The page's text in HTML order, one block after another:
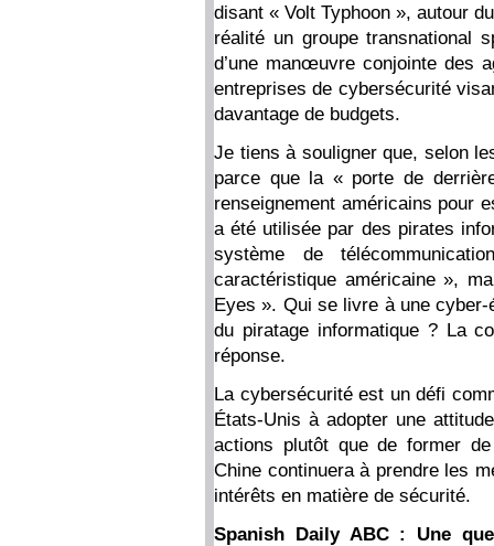
disant « Volt Typhoon », autour
réalité un groupe transnational
d’une manœuvre conjointe des
entreprises de cybersécurité
davantage de budgets.
Je tiens à souligner que, selon
parce que la « porte de
renseignement américains pour
a été utilisée par des pirates
système de
caractéristique américaine »,
Eyes ». Qui se livre à une
du piratage informatique ? La
réponse.
La cybersécurité est un défi
États-Unis à adopter une
actions plutôt que de former
Chine continuera à prendre les
intérêts en matière de sécurité.
Spanish Daily ABC : Une